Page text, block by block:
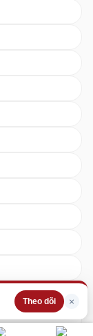
Theo dõi ×